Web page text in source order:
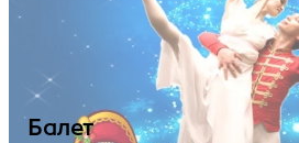
Балет